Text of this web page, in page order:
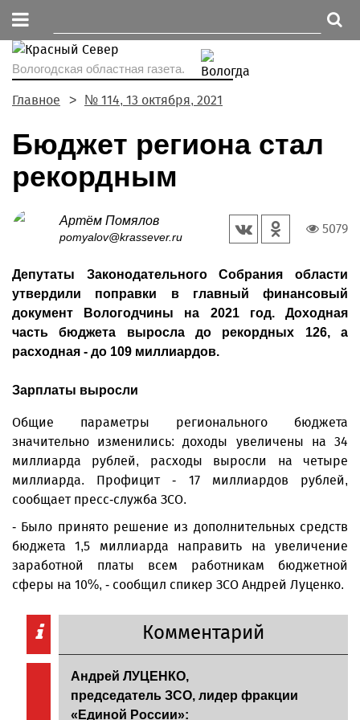
Вологодская областная газета.
Главное № 114, 13 октября, 2021
Бюджет региона стал
рекордным
Артём Помялов
pomyalov@krassever.ru
5079
Депутаты Законодательного Собрания области
утвердили поправки в главный финансовый
документ Вологодчины на 2021 год. Доходная
часть бюджета выросла до рекордных 126, а
расходная - до 109 миллиардов.
Зарплаты выросли
Общие параметры регионального бюджета
значительно изменились: доходы увеличены на 34
миллиарда рублей, расходы выросли на четыре
миллиарда. Профицит - 17 миллиардов рублей,
сообщает пресс-служба ЗСО.
- Было принято решение из дополнительных средств
бюджета 1,5 миллиарда направить на увеличение
заработной платы всем работникам бюджетной
сферы на 10%, - сообщил спикер ЗСО Андрей Луценко.
Комментарий
Андрей ЛУЦЕНКО,
председатель ЗСО, лидер фракции
«Единой России»: